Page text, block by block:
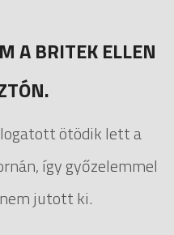
A BRITEK ELLEN
ötödik lett a
így győzelemmel
jutott ki.